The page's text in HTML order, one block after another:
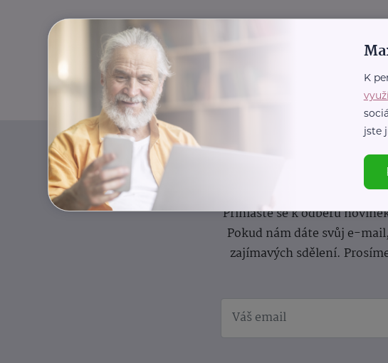
Přihlaste se k odběru
Pokud nám dáte svůj e-
zajímavých sdělení.
K
jste